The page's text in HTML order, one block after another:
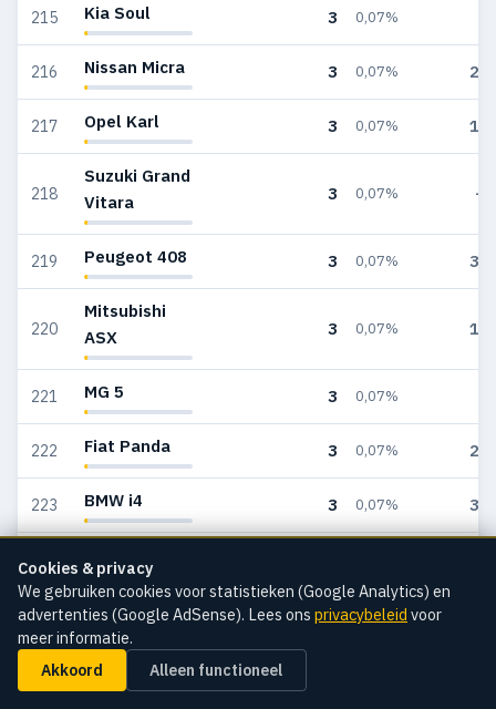
Cookies & privacy
We gebruiken cookies voor statistieken (Google Analytics) en
advertenties (Google AdSense). Lees ons privacybeleid voor
meer informatie.
Akkoord Alleen functioneel
215 Kia Soul 3 0,07%
216 Nissan Micra 3 0,07% 24
217 Opel Karl 3 0,07% 14
218
Suzuki Grand
Vitara
3 0,07% —
219 Peugeot 408 3 0,07% 31
220
Mitsubishi
ASX
3 0,07% 12
221 MG 5 3 0,07%
222 Fiat Panda 3 0,07% 21
223 BMW i4 3 0,07% 37
224
225
Alfa Romeo
Stelvio
3 0,07%
Nissan X-